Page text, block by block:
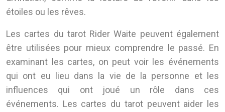
étoiles ou les rêves.
Les cartes du tarot Rider Waite peuvent également
être utilisées pour mieux comprendre le passé. En
examinant les cartes, on peut voir les événements
qui ont eu lieu dans la vie de la personne et les
influences qui ont joué un rôle dans ces
événements. Les cartes du tarot peuvent aider les